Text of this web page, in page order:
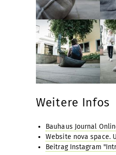
Weitere Infos
Bauhaus Journal
Website nova space.
Beitrag Instagram